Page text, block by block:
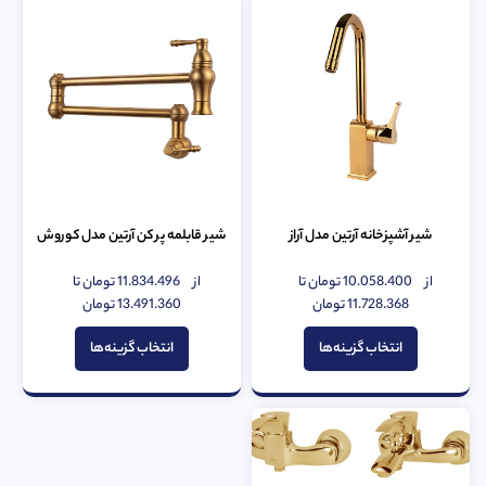
شیر آشپزخانه آرتین مدل آراز
امتیاز
0
از 10.058.400تومانتا
11.728.368تومان
انتخاب گزینه‌ها
شیر قابلمه پر کن آرتین مدل کوروش
امتیاز
0
از 11.834.496تومانتا
13.491.360تومان
انتخاب گزینه‌ها